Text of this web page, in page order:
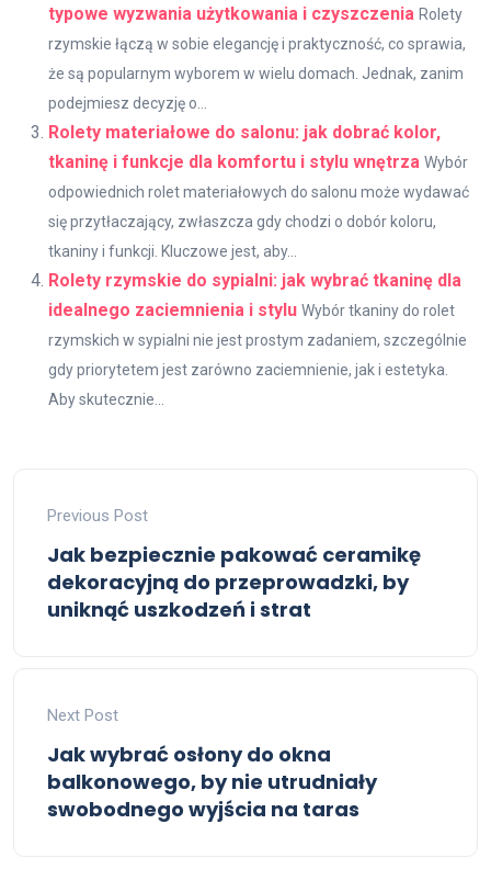
typowe wyzwania użytkowania i czyszczenia Rolety
rzymskie łączą w sobie elegancję i praktyczność, co sprawia,
że są popularnym wyborem w wielu domach. Jednak, zanim
podejmiesz decyzję o...
Rolety materiałowe do salonu: jak dobrać kolor,
tkaninę i funkcje dla komfortu i stylu wnętrza Wybór
odpowiednich rolet materiałowych do salonu może wydawać
się przytłaczający, zwłaszcza gdy chodzi o dobór koloru,
tkaniny i funkcji. Kluczowe jest, aby...
Rolety rzymskie do sypialni: jak wybrać tkaninę dla
idealnego zaciemnienia i stylu Wybór tkaniny do rolet
rzymskich w sypialni nie jest prostym zadaniem, szczególnie
gdy priorytetem jest zarówno zaciemnienie, jak i estetyka.
Aby skutecznie...
Previous Post
Jak bezpiecznie pakować ceramikę
dekoracyjną do przeprowadzki, by
uniknąć uszkodzeń i strat
Next Post
Jak wybrać osłony do okna
balkonowego, by nie utrudniały
swobodnego wyjścia na taras